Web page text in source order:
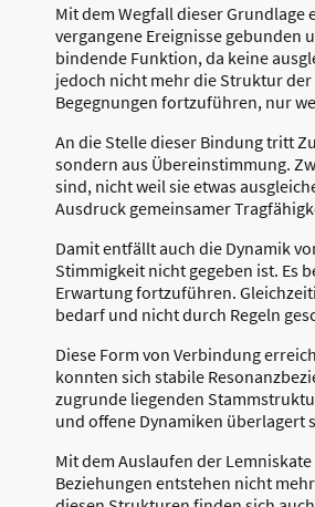
Mit dem Wegfall dieser
vergangene Ereignisse gebunden
bindende Funktion, da keine
jedoch nicht mehr die Struktur
Begegnungen fortzuführen, nur
An die Stelle dieser Bindung tritt
sondern aus Übereinstimmung.
sind, nicht weil sie etwas
Ausdruck gemeinsamer
Damit entfällt auch die Dynamik
Stimmigkeit nicht gegeben ist. Es
Erwartung fortzuführen.
bedarf und nicht durch Regeln
Diese Form von Verbindung
konnten sich stabile
zugrunde liegenden
und offene Dynamiken überlagert
Mit dem Auslaufen der
Beziehungen entstehen nicht